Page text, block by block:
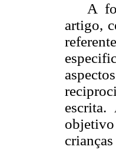
A
artigo,